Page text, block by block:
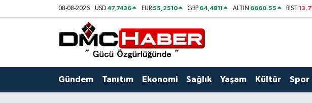
08-08-2026 USD 47,7436 EUR55,2510 GBP 64,4811 ALTIN 6660.55 BİST
Gündem Tanıtım Ekonomi Sağlık Yaşam Kültür Spor
Gündem
Nöbetçi Eczaneler